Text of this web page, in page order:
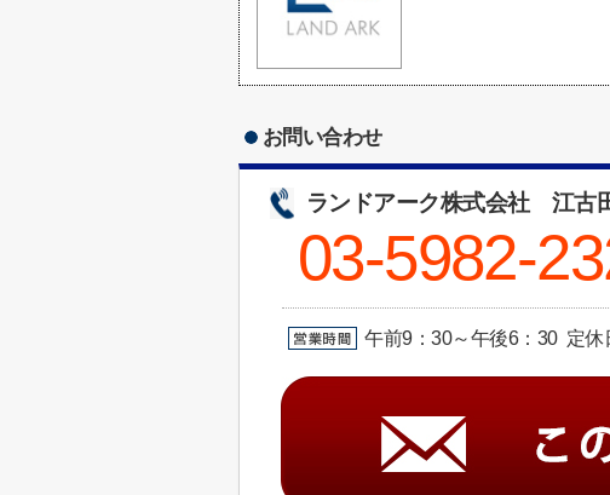
お問い合わせ
ランドアーク株式会社 江古
03-5982-
午前9：30～午後6：30 定